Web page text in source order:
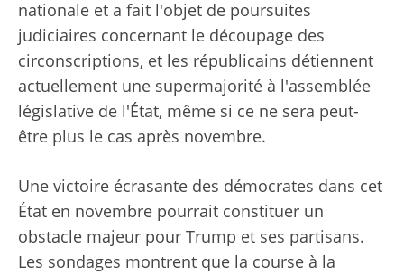
nationale et a fait l'objet de poursuites
judiciaires concernant le découpage des
circonscriptions, et les républicains détiennent
actuellement une supermajorité à l'assemblée
législative de l'État, même si ce ne sera peut-
être plus le cas après novembre.
Une victoire écrasante des démocrates dans cet
État en novembre pourrait constituer un
obstacle majeur pour Trump et ses partisans.
Les sondages montrent que la course à la